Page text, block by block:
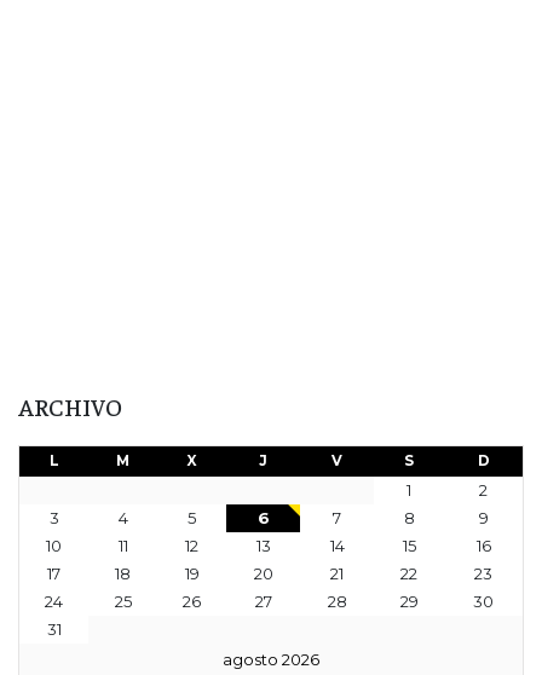
ARCHIVO
agosto 2026
L M X J V S D
1
2
3
4 5 6 7 8
9
10
11 12 13 14 15
16
17
18 19 20 21 22
23
24
25 26 27 28 29
30
31